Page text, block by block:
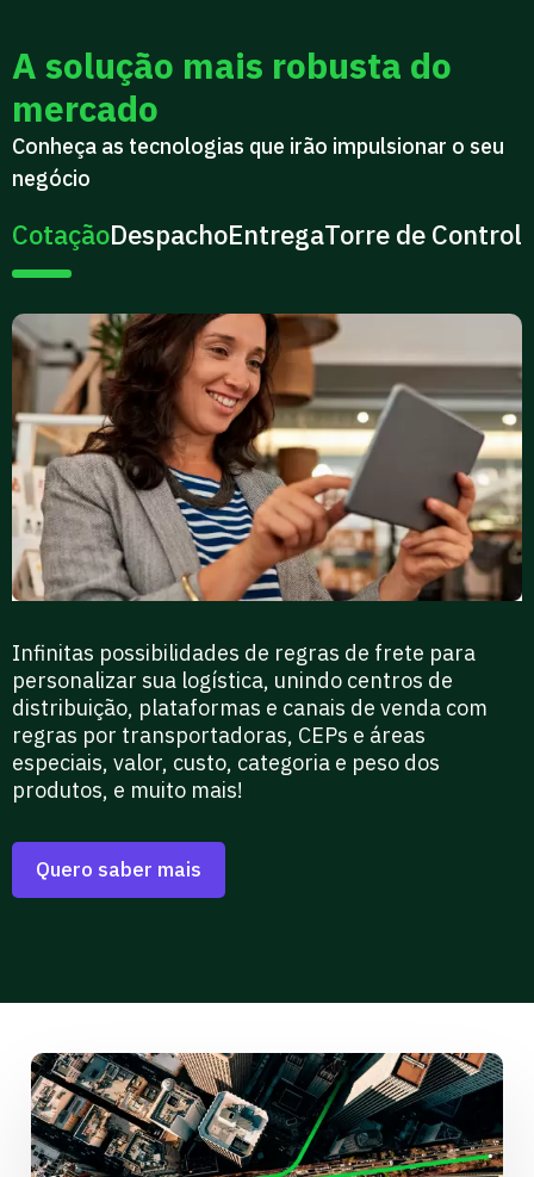
A solução mais robusta do
mercado
Conheça as tecnologias que irão impulsionar o seu
negócio
CotaçãoDespachoEntregaTorre de
Infinitas possibilidades de regras de frete para
personalizar sua logística, unindo centros de
distribuição, plataformas e canais de venda com
regras por transportadoras, CEPs e áreas
especiais, valor, custo, categoria e peso dos
produtos, e muito mais!
Quero saber mais